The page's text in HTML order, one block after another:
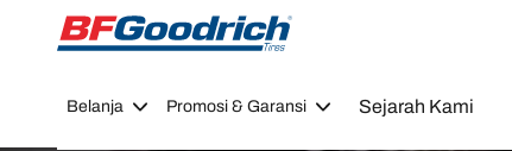
Go to page content
Go to page navigation
Belanja Promosi & Garansi Sejarah Kami